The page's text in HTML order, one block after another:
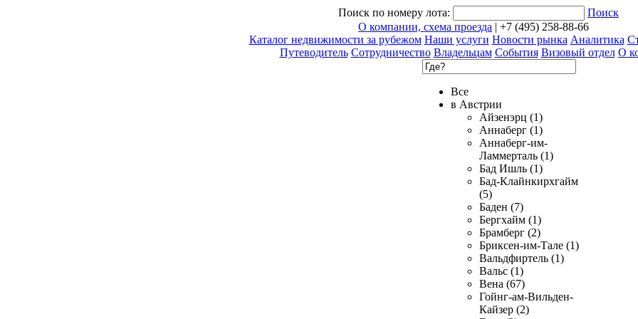
Поиск по номеру лота:
Поиск
О компании, схема проезда | +7 (495) 258-88-66
Каталог недвижимости за рубежом Наши услуги Новости рынка Аналитика
Путеводитель Сотрудничество Владельцам События Визовый отдел О
Все
в Австрии
Айзенэрц (1)
Аннаберг (1)
Аннаберг-им-
Ламмерталь (1)
Бад Ишль (1)
Бад-Клайнкирхгайм
(5)
Баден (7)
Бергхайм (1)
Брамберг (2)
Бриксен-им-Тале (1)
Вальдфиртель (1)
Вальс (1)
Вена (67)
Гойнг-ам-Вильден-
Кайзер (2)